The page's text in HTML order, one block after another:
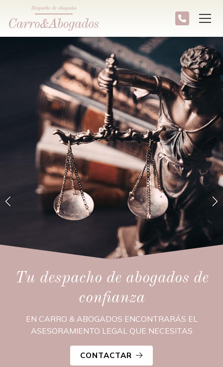
Tu despacho de abogados de
confianza
EN CARRO & ABOGADOS ENCONTRARÁS EL
ASESORAMIENTO LEGAL QUE NECESITAS
CONTACTAR